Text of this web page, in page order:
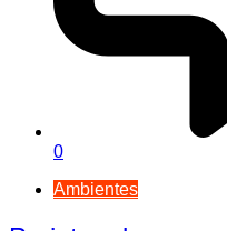
0
Ambientes